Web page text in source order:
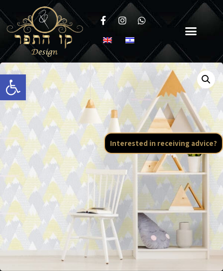
Open toolbar
Interested in receiving advice?